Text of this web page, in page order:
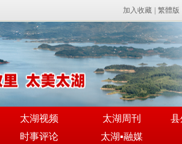
加入收藏 繁體版
太湖视频 太湖周刊
县
时事评论 太湖▪融媒